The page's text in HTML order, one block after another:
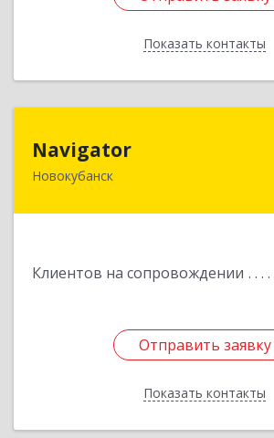
Показать контакты
Назад
Navigator
Новокубанск
Клиентов на сопровождении
Отправить заявку
Показать контакты
352240, Краснодарский край,
Отправить заявку
Назад